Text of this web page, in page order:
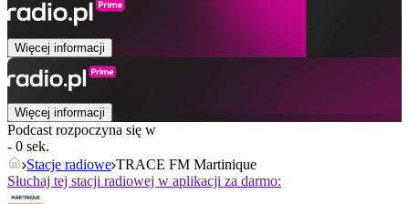
Więcej informacji
Więcej informacji
Podcast rozpoczyna się w
- 0 sek.
Stacje radiowe TRACE FM Martinique
Słuchaj tej stacji radiowej w aplikacji za darmo: